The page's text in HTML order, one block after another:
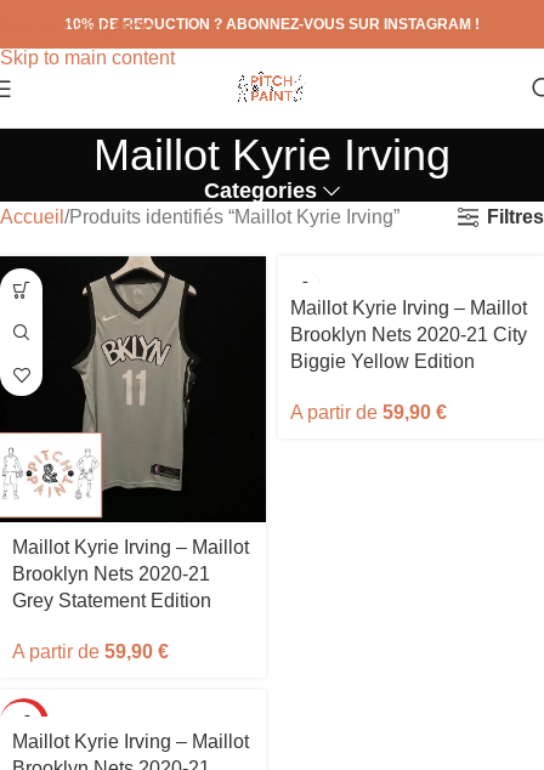
Skip to navigation
Skip to main content
10% DE REDUCTION ? ABONNEZ-VOUS SUR INSTAGRAM !
Maillot Kyrie Irving
Categories
Accueil Produits identifiés “Maillot Kyrie Irving” Filtres
Maillot Kyrie Irving – Maillot
Brooklyn Nets 2020-21
Grey Statement Edition
A partir de 59,90 €
Maillot Kyrie Irving – Maillot
Brooklyn Nets 2020-21 City
Biggie Yellow Edition
A partir de 59,90 €
Maillot Kyrie Irving – Maillot